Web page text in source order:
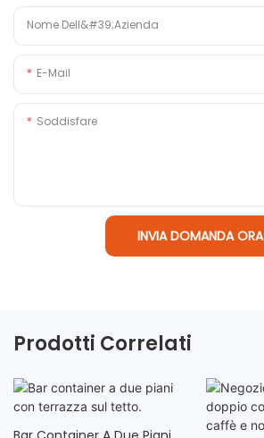
Nome Dell&#39;azienda
E-Mail
Soddisfare
INVIA DOMANDA ORA
Prodotti Correlati